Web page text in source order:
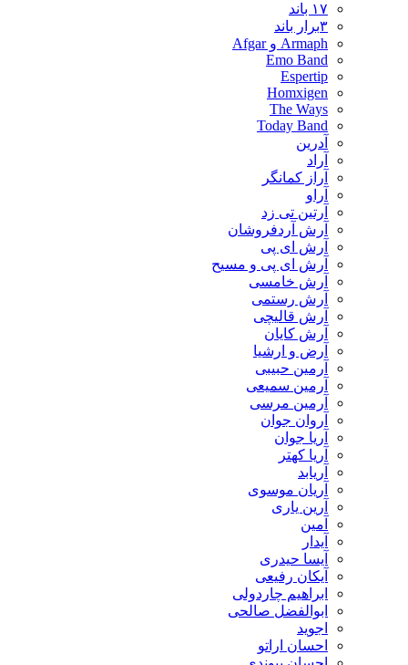
۱۷ باند
۳برار باند
Armaph و Afgar
Emo Band
Espertip
Homxigen
The Ways
Today Band
آدرین
آراد
آراز کمانگر
آراو
آرتین تی زد
آرش آردفروشان
آرش ای پی
آرش ای پی و مسیح
آرش خامسی
آرش رستمی
آرش قالیچی
آرش کایان
​آرض و ارشیا
آرمین حبیبی
آرمین سمیعی
آرمین مرسی
آروان جوان
آریا جوان
آریا کهتر
آریابد
آریان موسوی
آرین یاری
آمین
آیدار
آیسا حیدری
آیکان رفیعی
ابراهیم چاردولی
ابوالفضل صالحی
اجوید
احسان اراتو